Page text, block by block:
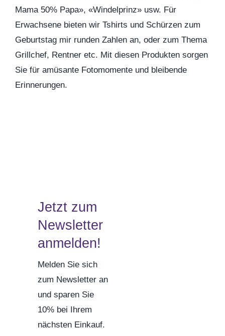
Mama 50% Papa», «Windelprinz» usw. Für
Erwachsene bieten wir Tshirts und Schürzen zum
Geburtstag mir runden Zahlen an, oder zum Thema
Grillchef, Rentner etc. Mit diesen Produkten sorgen
Sie für amüsante Fotomomente und bleibende
Erinnerungen.
Jetzt zum
Newsletter
anmelden!
Melden Sie sich
zum Newsletter an
und sparen Sie
10% bei Ihrem
nächsten Einkauf.